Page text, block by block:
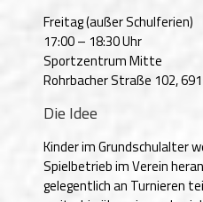
Freitag (außer Schulferien)
17:00 – 18:30 Uhr
Sportzentrum Mitte
Rohrbacher Straße 102,
Die Idee
Kinder im Grundschulalter
Spielbetrieb im Verein
gelegentlich an Turnieren